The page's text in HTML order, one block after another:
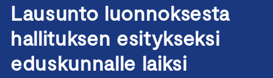
Lausunto luonnoksesta
hallituksen esitykseksi
eduskunnalle laiksi